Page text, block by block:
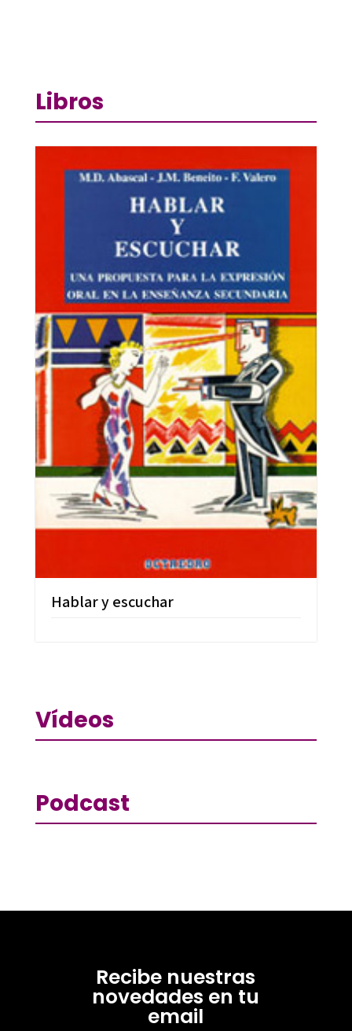
Libros
Hablar y escuchar
Vídeos
Podcast
Recibe nuestras
novedades en tu
email